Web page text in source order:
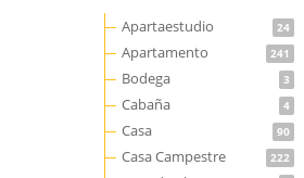
Apartaestudio 24
Apartamento 241
Bodega 3
Cabaña 4
Casa 90
Casa Campestre 222